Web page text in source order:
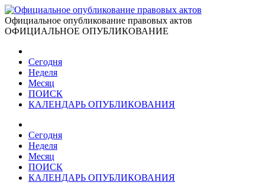
Официальное опубликование правовых актов
ОФИЦИАЛЬНОЕ ОПУБЛИКОВАНИЕ
Сегодня
Неделя
Месяц
ПОИСК
КАЛЕНДАРЬ ОПУБЛИКОВАНИЯ
Сегодня
Неделя
Месяц
ПОИСК
КАЛЕНДАРЬ ОПУБЛИКОВАНИЯ